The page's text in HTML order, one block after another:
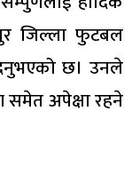
जिल्ला फुटबल
छ। उनले
समेत अपेक्षा रहने